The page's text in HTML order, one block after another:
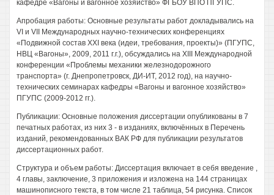
кафедре «Вагоны и вагонное хозяйство» ФГБОУ ВПО ПГУПС.
Апробация работы: Основные результаты работ докладывались на
VI и VII Международных научно-технических конференциях
«Подвижной состав XXI века (идеи, требования, проекты)» (ПГУПС,
НВЦ «Вагоны», 2009, 2011 г.г.), обсуждались на XIII Международной
конференции «Проблемы механики железнодорожного
транспорта» (г. Днепропетровск, ДИ-ИТ, 2012 год), на научно-
технических семинарах кафедры «Вагоны и вагонное хозяйство»
ПГУПС (2009-2012 гг.).
Публикации: Основные положения диссертации опубликованы в 7
печатных работах, из них 3 - в изданиях, включённых в Перечень
изданий, рекомендованных ВАК РФ для публикации результатов
диссертационных работ.
Структура и объем работы: Диссертация включает в себя введение ,
4 главы, заключение, 3 приложения и изложена на 144 страницах
машинописного текста, в том числе 21 таблица, 54 рисунка. Список